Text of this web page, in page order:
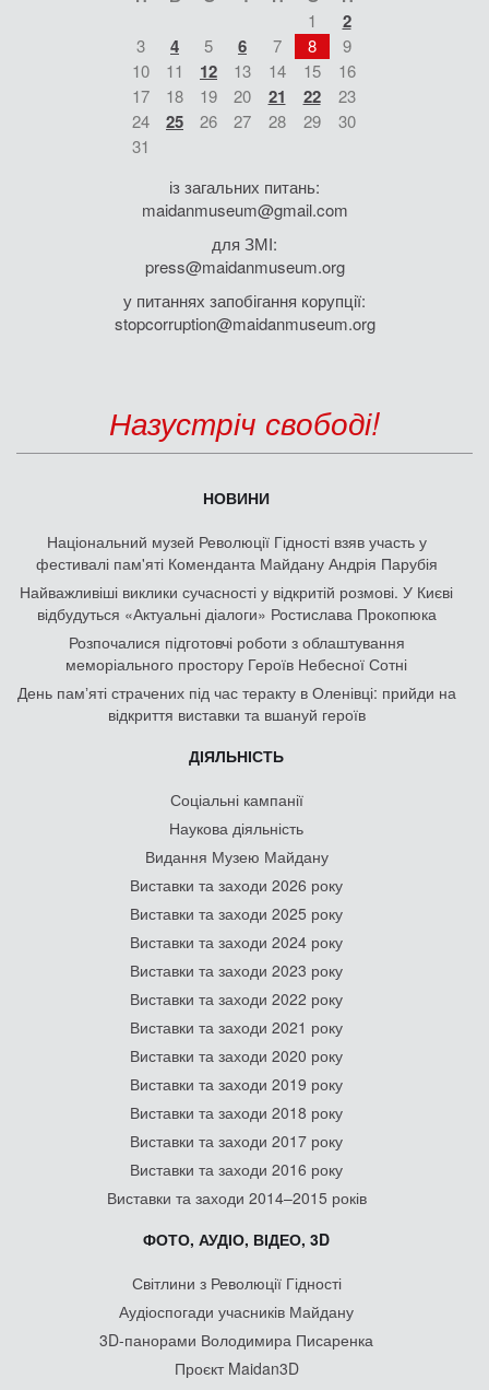
1 2
3 4 5 6 7 8
9
10
11 12 13 14 15
16
17
18 19 20 21 22
23
24
25 26 27 28 29
30
31
із загальних питань:
maidanmuseum@gmail.com
для ЗМІ:
press@maidanmuseum.org
у питаннях запобігання корупції:
stopcorruption@maidanmuseum.org
Назустріч свободі!
НОВИНИ
Національний музей Революції Гідності взяв участь у
фестивалі пам'яті Коменданта Майдану Андрія Парубія
Найважливіші виклики сучасності у відкритій розмові. У Києві
відбудуться «Актуальні діалоги» Ростислава Прокопюка
Розпочалися підготовчі роботи з облаштування
меморіального простору Героїв Небесної Сотні
День памʼяті страчених під час теракту в Оленівці: прийди на
відкриття виставки та вшануй героїв
ДІЯЛЬНІСТЬ
Соціальні кампанії
Наукова діяльність
Видання Музею Майдану
Виставки та заходи 2026 року
Виставки та заходи 2025 року
Виставки та заходи 2024 року
Виставки та заходи 2023 року
Виставки та заходи 2022 року
Виставки та заходи 2021 року
Виставки та заходи 2020 року
Виставки та заходи 2019 року
Виставки та заходи 2018 року
Виставки та заходи 2017 року
Виставки та заходи 2016 року
Виставки та заходи 2014–2015 років
ФОТО, АУДІО, ВІДЕО, 3D
Світлини з Революції Гідності
Аудіоспогади учасників Майдану
3D-панорами Володимира Писаренка
Проєкт Maidan3D